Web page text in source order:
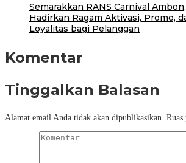
Semarakkan RANS Carnival
Hadirkan Ragam Aktivasi, Promo,
Loyalitas bagi Pelanggan
Komentar
Tinggalkan Balasan
Alamat email Anda tidak akan dipublikasikan.